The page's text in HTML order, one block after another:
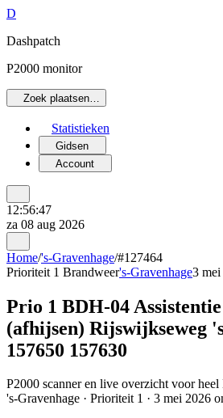
D
Dashpatch
P2000 monitor
Zoek plaatsen…
Statistieken
Gidsen
Account
12:56:47
za 08 aug 2026
Home/'s-Gravenhage/#127464
Prioriteit 1 Brandweer's-Gravenhage3
Prio 1 BDH-04
(afhijsen) Rijswijkseweg
157650 157630
P2000 scanner en live overzicht voor heel
's-Gravenhage · Prioriteit 1 · 3 mei 2026